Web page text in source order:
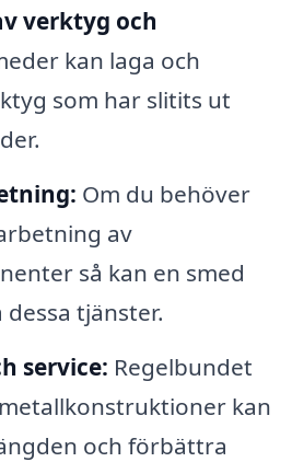
verktyg och
kan laga och
som har slitits ut
Om du behöver
av
så kan en smed
tjänster.
service: Regelbundet
kan
och förbättra